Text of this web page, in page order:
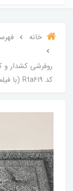
خانه
روفرشی کشدار و
کد Rta619 (با فیلم) با تنوع سایز کامل قابل سفارش